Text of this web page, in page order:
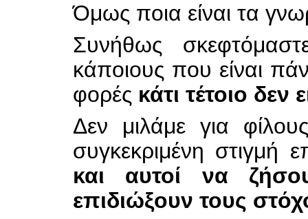
Όμως ποια είναι τα
Συνήθως
κάποιους που είναι
φορές κάτι τέτοιο δεν
Δεν μιλάμε για
συγκεκριμένη στιγμή
και αυτοί να
επιδιώξουν τους